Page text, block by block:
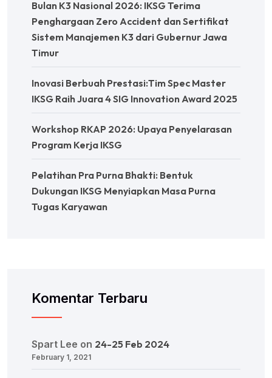
Bulan K3 Nasional 2026: IKSG Terima
Penghargaan Zero Accident dan Sertifikat
Sistem Manajemen K3 dari Gubernur Jawa
Timur
Inovasi Berbuah Prestasi:Tim Spec Master
IKSG Raih Juara 4 SIG Innovation Award 2025
Workshop RKAP 2026: Upaya Penyelarasan
Program Kerja IKSG
Pelatihan Pra Purna Bhakti: Bentuk
Dukungan IKSG Menyiapkan Masa Purna
Tugas Karyawan
Komentar Terbaru
Spart Lee on 24-25 Feb 2024
February 1, 2021